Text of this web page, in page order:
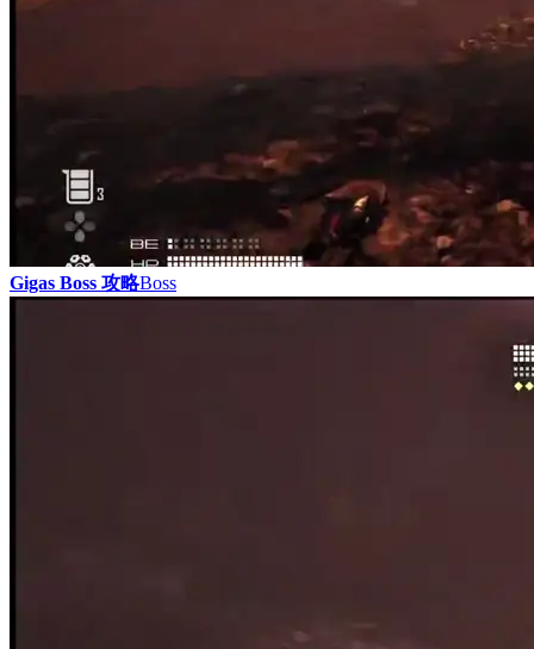
Gigas Boss 攻略Boss